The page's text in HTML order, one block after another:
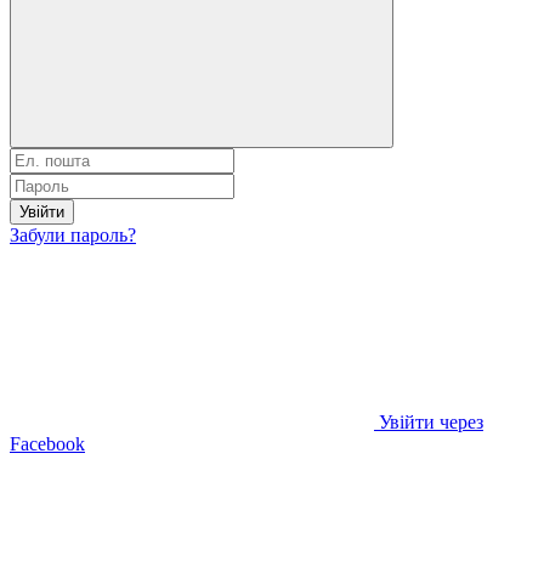
Увійти
Забули пароль?
Увійти через
Facebook